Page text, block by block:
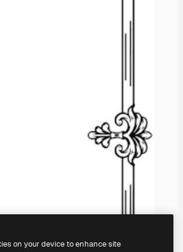
on your device to enhance site